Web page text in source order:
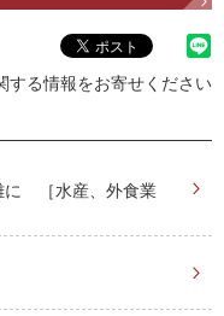
する情報をお寄せください
に ［水産、外食業